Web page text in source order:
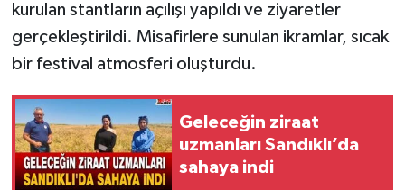
kurulan stantların açılışı yapıldı ve ziyaretler
gerçekleştirildi. Misafirlere sunulan ikramlar, sıcak
bir festival atmosferi oluşturdu.
Geleceğin ziraat
uzmanları Sandıklı’da
sahaya indi